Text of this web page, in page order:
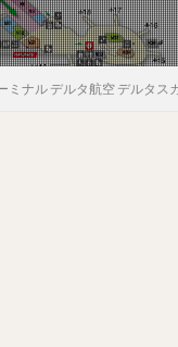
ミナル デルタ航空 デルタス